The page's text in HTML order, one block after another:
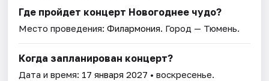
Где пройдет концерт Новогоднее чудо?
Место проведения:Филармония. Город — Тюмень.
Когда запланирован концерт?
Дата и время: 17 января 2027 • воскресенье.